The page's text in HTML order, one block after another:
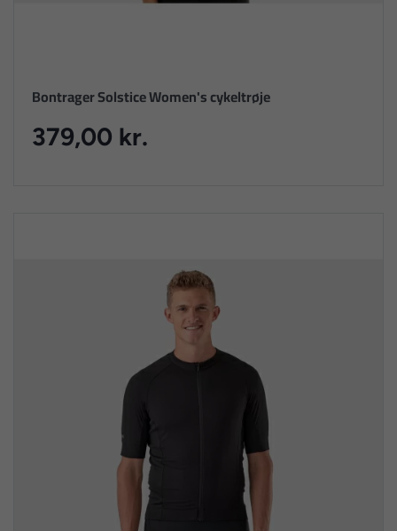
Bontrager Solstice Women's cykeltrøje
379,00 kr.